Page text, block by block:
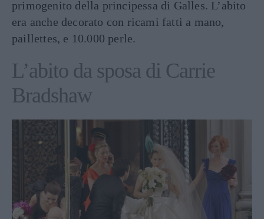
primogenito della principessa di Galles. L’abito
era anche decorato con ricami fatti a mano,
paillettes, e 10.000 perle.
L’abito da sposa di Carrie
Bradshaw